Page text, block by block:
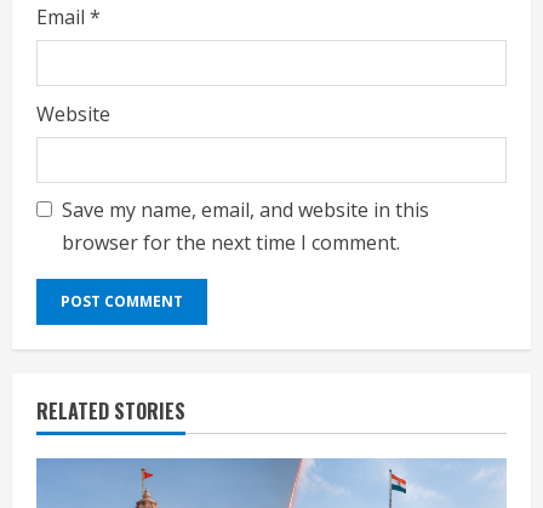
Email *
Website
Save my name, email, and website in this
browser for the next time I comment.
RELATED STORIES